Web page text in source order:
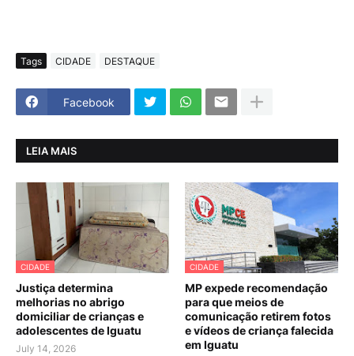
Tags CIDADE DESTAQUE
Facebook
LEIA MAIS
CIDADE
Justiça determina
melhorias no abrigo
domiciliar de crianças e
adolescentes de Iguatu
July 14, 2026
CIDADE
MP expede recomendação
para que meios de
comunicação retirem fotos
e vídeos de criança falecida
em Iguatu